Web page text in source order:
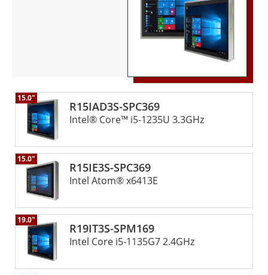
R15IAD3S-SPC369
15.0"
Intel® Core™ i5-1235U 3.3GHz
R15IE3S-SPC369
15.0"
Intel Atom® x6413E
R19IT3S-SPM169
19.0"
Intel Core i5-1135G7 2.4GHz